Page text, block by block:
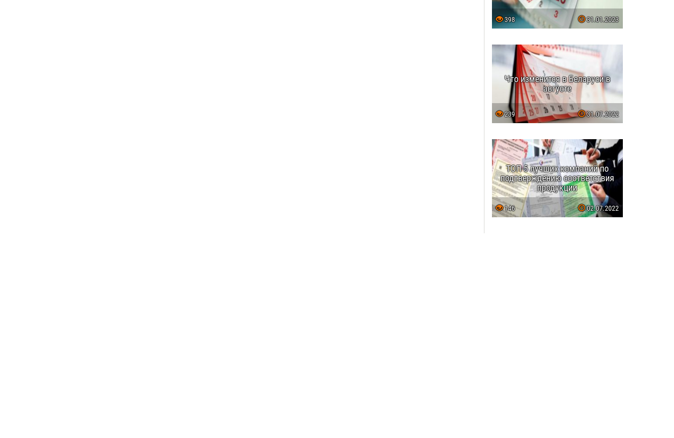
398 31.01.2023
Что изменится в Беларуси в
августе
239 31.07.2022
ТОП-5 лучших компаний по
подтверждению соответствия
продукции
146 02.07.2022